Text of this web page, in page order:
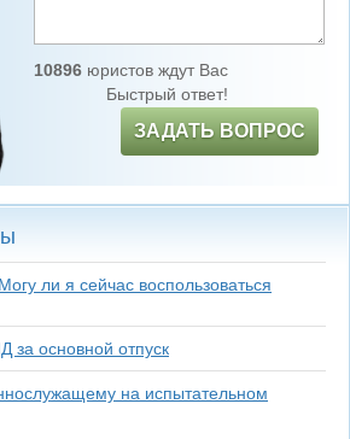
10896юристов ждут Вас
Быстрый ответ!
ЗАДАТЬ ВОПРОС
ли я сейчас воспользоваться
за основной отпуск
на испытательном